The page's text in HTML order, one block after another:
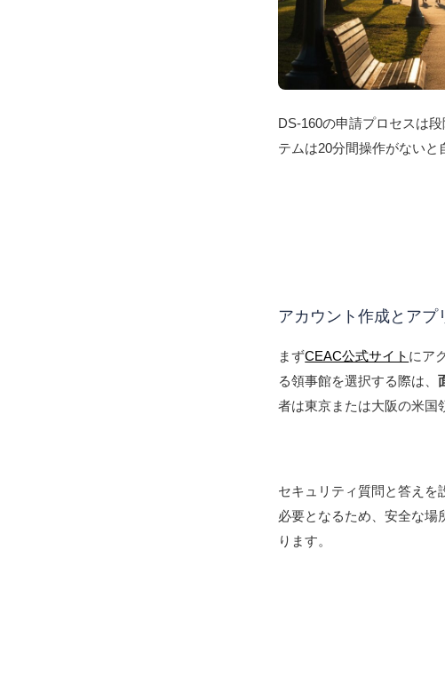
DS-160の申請プロセスは
テムは20分間操作がないと
アカウント作成とアプ
まずCEAC公式サイト にア
る領事館を選択する際は、
者は東京または大阪の米国
セキュリティ質問と答えを
必要となるため、安全な場
ります。